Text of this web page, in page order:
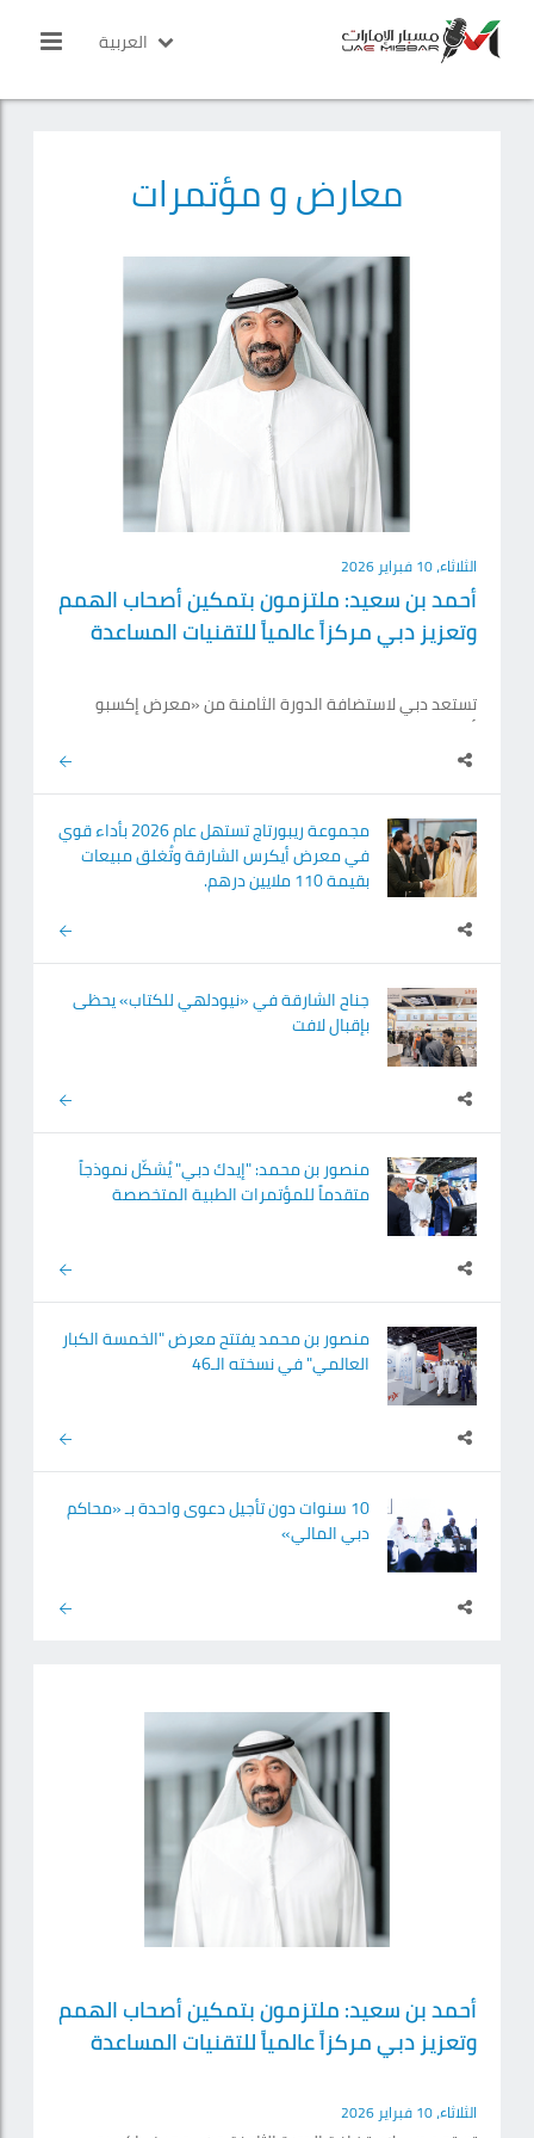
العربية
معارض و مؤتمرات
الثلاثاء، 10 فبراير 2026
أحمد بن سعيد: ملتزمون بتمكين أصحاب الهمم
وتعزيز دبي مركزاً عالمياً للتقنيات المساعدة
تستعد دبي لاستضافة الدورة الثامنة من «معرض إكسبو
تجارية ومركز لتأهيل أصحاب الهمم من 50 دولة، وحضور ما
يزيد على 18 ألف زائر من أكثر من 70 دولة حول العالم. وفي
هذا السياق، أكّد سموّ الشيخ أحمد بن سعيد آل مكتوم، رئيس
هيئة دبي للطيران المدني رئيس مطارات دبي الرئيس الأعلى
الرئيس.
مجموعة ريبورتاج تستهل عام 2026 بأداء قوي
في معرض أيكرس الشارقة وتُغلق مبيعات
بقيمة 110 ملايين درهم.
جناح الشارقة في «نيودلهي للكتاب» يحظى
بإقبال لافت
منصور بن محمد: "إيدك دبي" يُشكّل نموذجاً
متقدماً للمؤتمرات الطبية المتخصصة
منصور بن محمد يفتتح معرض "الخمسة الكبار
العالمي" في نسخته الـ46
10 سنوات دون تأجيل دعوى واحدة بـ «محاكم
دبي المالي»
أحمد بن سعيد: ملتزمون بتمكين أصحاب الهمم
وتعزيز دبي مركزاً عالمياً للتقنيات المساعدة
الثلاثاء، 10 فبراير 2026